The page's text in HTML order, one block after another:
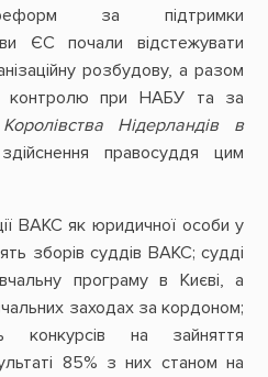
реформ за підтримки
ЄС почали відстежувати
розбудову, а разом
контролю при НАБУ та за
Нідерландів в
правосуддя цим
ВАКС як юридичної особи у
зборів суддів ВАКС; судді
програму в Києві, а
заходах за кордоном;
конкурсів на зайняття
85% з них станом на